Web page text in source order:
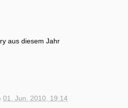
aus diesem Jahr
01. Jun. 2010, 19:14